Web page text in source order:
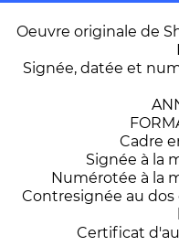
Oeuvre originale de
Signée, datée et
Cadre
Signée à la
Numérotée à la
Contresignée au
Certificat